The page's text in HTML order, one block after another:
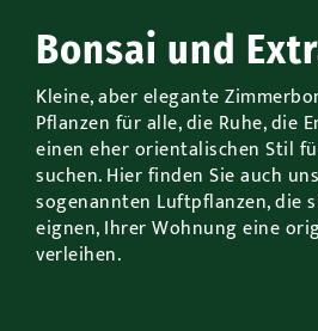
Anlässe
Werbeaktionen
Bonsai und
Kleine, aber elegante
Pflanzen für alle, die Ruhe, die
einen eher orientalischen Stil
suchen. Hier finden Sie auch
sogenannten Luftpflanzen, die
eignen, Ihrer Wohnung eine
verleihen.